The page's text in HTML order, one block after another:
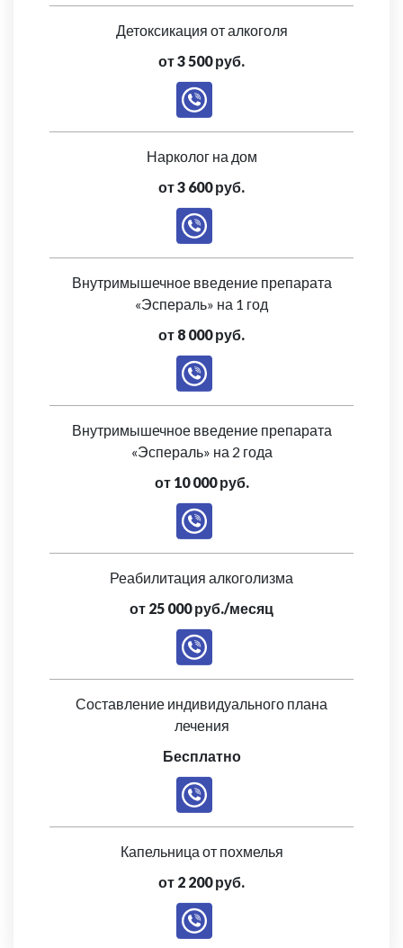
Детоксикация от алкоголя
от 3 500 руб.
Нарколог на дом
от 3 600 руб.
Внутримышечное введение препарата
«Эспераль» на 1 год
от 8 000 руб.
Внутримышечное введение препарата
«Эспераль» на 2 года
от 10 000 руб.
Реабилитация алкоголизма
от 25 000 руб./месяц
Составление индивидуального плана
лечения
Бесплатно
Капельница от похмелья
от 2 200 руб.